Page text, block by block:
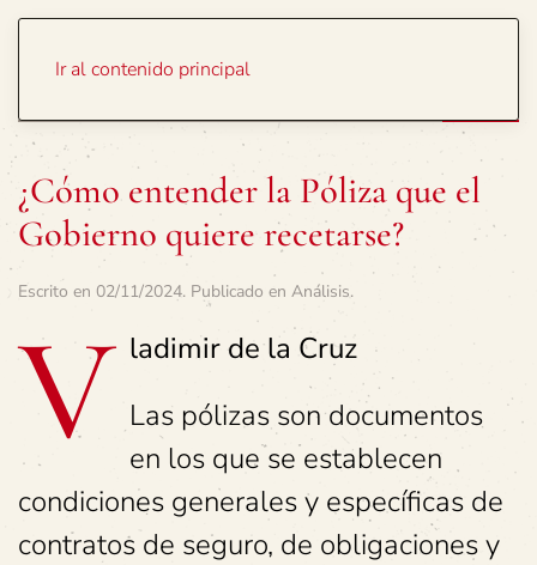
Ir al contenido principal
¿Cómo entender la Póliza que el
Gobierno quiere recetarse?
Escrito en 02/11/2024. Publicado en Análisis.
V ladimir de la Cruz
Las pólizas son documentos
en los que se establecen
condiciones generales y específicas de
contratos de seguro, de obligaciones y